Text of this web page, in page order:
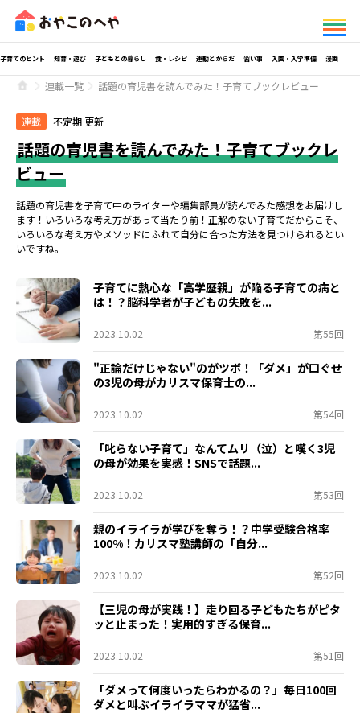
子育てのヒント 知育・遊び 子どもとの暮らし 食・レシピ 運動とからだ 習い事 入園・入学準備 漫画
連載一覧 話題の育児書を読んでみた！子育てブックレビュー
連載 不定期 更新
話題の育児書を読んでみた！子育てブックレ
ビュー
話題の育児書を子育て中のライターや編集部員が読んでみた感想をお届けし
ます！いろいろな考え方があって当たり前！正解のない子育てだからこそ、
いろいろな考え方やメソッドにふれて自分に合った方法を見つけられるとい
いですね。
子育てに熱心な「高学歴親」が陥る子育ての病と
は！？脳科学者が子どもの失敗を...
2023.10.02 第55回
"正論だけじゃない"のがツボ！「ダメ」が口ぐせ
の3児の母がカリスマ保育士の...
2023.10.02 第54回
「叱らない子育て」なんてムリ（泣）と嘆く3児
の母が効果を実感！SNSで話題...
2023.10.02 第53回
親のイライラが学びを奪う！？中学受験合格率
100%！カリスマ塾講師の「自分...
2023.10.02 第52回
【三児の母が実践！】走り回る子どもたちがピタ
ッと止まった！実用的すぎる保育...
2023.10.02 第51回
「ダメって何度いったらわかるの？」毎日100回
ダメと叫ぶイライラママが猛省...